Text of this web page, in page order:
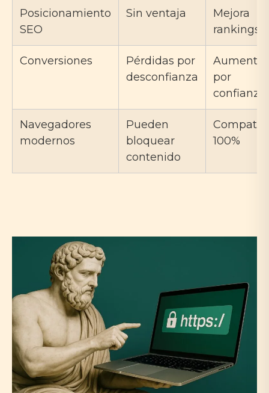
Posicionamiento
SEO
Sin ventaja
Mejora
rankings
Conversiones
Pérdidas por
desconfianza
Aumento
por
confianza
Navegadores
modernos
Pueden
bloquear
contenido
100%